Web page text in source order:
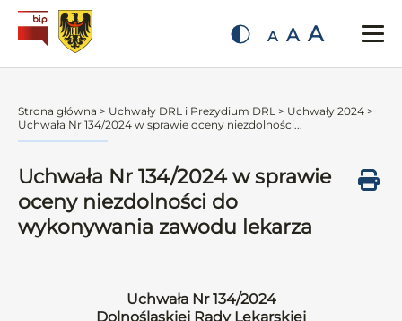
A A A
Strona główna > Uchwały DRL i Prezydium DRL > Uchwały 2024 >
Uchwała Nr 134/2024 w sprawie oceny niezdolności...
Uchwała Nr 134/2024 w sprawie
oceny niezdolności do
wykonywania zawodu lekarza
Uchwała Nr 134/2024
Dolnośląskiej Rady Lekarskiej